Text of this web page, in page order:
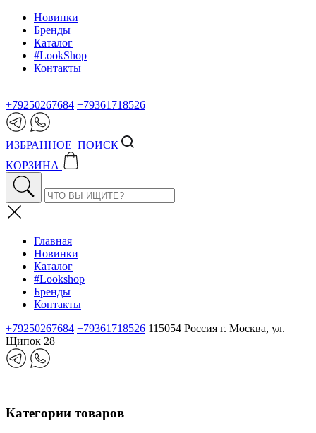
Новинки
Бренды
Каталог
#LookShop
Контакты
+79250267684 +79361718526
ИЗБРАННОЕ ПОИСК
КОРЗИНА
Главная
Новинки
Каталог
#Lookshop
Бренды
Контакты
+79250267684 +79361718526 115054 Россия г. Москва, ул.
Щипок 28
Категории товаров